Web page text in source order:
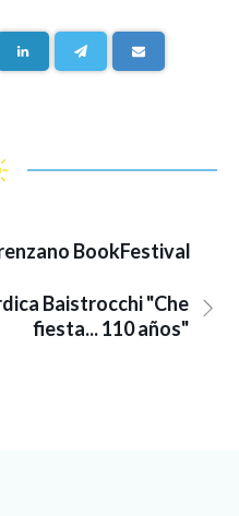
BookFestival
Baistrocchi "Che
fiesta... 110 años"